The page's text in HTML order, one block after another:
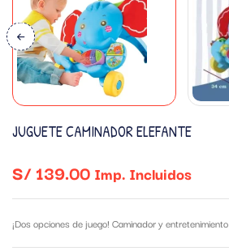
JUGUETE CAMINADOR ELEFANTE
S/139.00 Imp. Incluidos
¡Dos opciones de juego! Caminador y entretenimiento